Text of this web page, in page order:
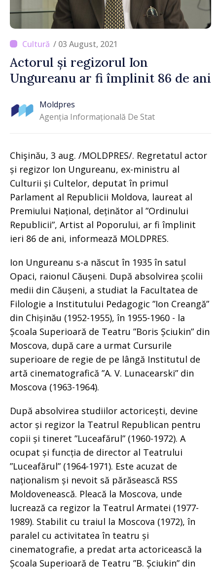
/ 03 August, 2021
Actorul și regizorul Ion
Ungureanu ar fi împlinit 86 de ani
Moldpres
Agenția Informațională De Stat
Chişinău, 3 aug. /MOLDPRES/. Regretatul actor
și regizor Ion Ungureanu, ex-ministru al
Culturii și Cultelor, deputat în primul
Parlament al Republicii Moldova, laureat al
Premiului Național, deținător al ”Ordinului
Republicii”, Artist al Poporului, ar fi împlinit
ieri 86 de ani, informează MOLDPRES.
Ion Ungureanu s-a născut în 1935 în satul
Opaci, raionul Căușeni. După absolvirea școlii
medii din Căușeni, a studiat la Facultatea de
Filologie a Institutului Pedagogic ”Ion Creangă”
din Chișinău (1952-1955), în 1955-1960 - la
Școala Superioară de Teatru ”Boris Șciukin” din
Moscova, după care a urmat Cursurile
superioare de regie de pe lângă Institutul de
artă cinematografică ”A. V. Lunacearski” din
Moscova (1963-1964).
După absolvirea studiilor actoricești, devine
actor și regizor la Teatrul Republican pentru
copii și tineret ”Luceafărul” (1960-1972). A
ocupat și funcția de director al Teatrului
”Luceafărul” (1964-1971). Este acuzat de
naționalism și nevoit să părăsească RSS
Moldovenească. Pleacă la Moscova, unde
lucrează ca regizor la Teatrul Armatei (1977-
1989). Stabilit cu traiul la Moscova (1972), în
paralel cu activitatea în teatru și
cinematografie, a predat arta actoricească la
Școala Superioară de Teatru ”B. Șciukin” din